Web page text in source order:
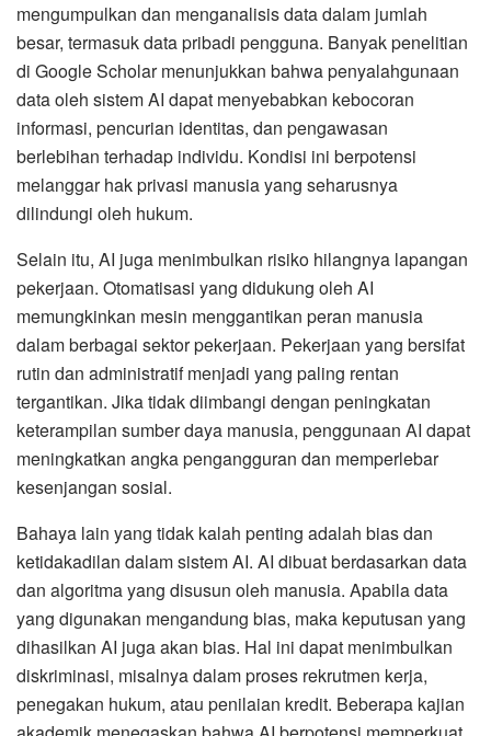
mengumpulkan dan menganalisis data dalam jumlah
besar, termasuk data pribadi pengguna. Banyak penelitian
di Google Scholar menunjukkan bahwa penyalahgunaan
data oleh sistem AI dapat menyebabkan kebocoran
informasi, pencurian identitas, dan pengawasan
berlebihan terhadap individu. Kondisi ini berpotensi
melanggar hak privasi manusia yang seharusnya
dilindungi oleh hukum.
Selain itu, AI juga menimbulkan risiko hilangnya lapangan
pekerjaan. Otomatisasi yang didukung oleh AI
memungkinkan mesin menggantikan peran manusia
dalam berbagai sektor pekerjaan. Pekerjaan yang bersifat
rutin dan administratif menjadi yang paling rentan
tergantikan. Jika tidak diimbangi dengan peningkatan
keterampilan sumber daya manusia, penggunaan AI dapat
meningkatkan angka pengangguran dan memperlebar
kesenjangan sosial.
Bahaya lain yang tidak kalah penting adalah bias dan
ketidakadilan dalam sistem AI. AI dibuat berdasarkan data
dan algoritma yang disusun oleh manusia. Apabila data
yang digunakan mengandung bias, maka keputusan yang
dihasilkan AI juga akan bias. Hal ini dapat menimbulkan
diskriminasi, misalnya dalam proses rekrutmen kerja,
penegakan hukum, atau penilaian kredit. Beberapa kajian